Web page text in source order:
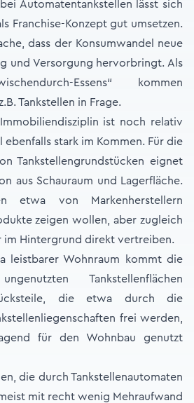
Automatentankstellen lässt sich
Franchise-Konzept gut umsetzen.
dass der Konsumwandel neue
und Versorgung hervorbringt. Als
Essens“ kommen
Tankstellen in Frage.
ist noch relativ
stark im Kommen. Für die
Tankstellengrundstücken eignet
aus Schauraum und Lagerfläche.
etwa von Markenherstellern
zeigen wollen, aber zugleich
im Hintergrund direkt vertreiben.
leistbarer Wohnraum kommt die
Tankstellenflächen
die etwa durch die
frei werden,
für den Wohnbau genutzt
die durch Tankstellenautomaten
mit recht wenig Mehraufwand